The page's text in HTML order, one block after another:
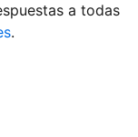
a todas
.